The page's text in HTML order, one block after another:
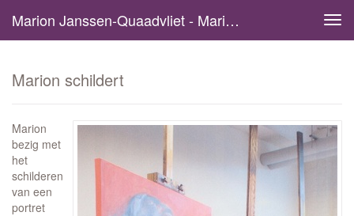
Marion Janssen-Quaadvliet - Marion Schildert
Marion schildert
Marion
bezig met
het
schilderen
van een
portret